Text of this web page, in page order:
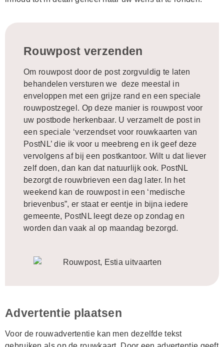
Rouwpost verzenden
Om rouwpost door de post zorgvuldig te laten
behandelen versturen we deze meestal in
enveloppen met een grijze rand en een speciale
rouwpostzegel. Op deze manier is rouwpost voor
uw postbode herkenbaar. U verzamelt de post in
een speciale ‘verzendset voor rouwkaarten van
PostNL’ die ik voor u meebreng en ik geef deze
vervolgens af bij een postkantoor. Wilt u dat liever
zelf doen, dan kan dat natuurlijk ook. PostNL
bezorgt de rouwbrieven een dag later. In het
weekend kan de rouwpost in een ‘medische
brievenbus”, er staat er eentje in bijna iedere
gemeente, PostNL leegt deze op zondag en
worden dan vaak al op maandag bezorgd.
Advertentie plaatsen
Voor de rouwadvertentie kan men dezelfde tekst